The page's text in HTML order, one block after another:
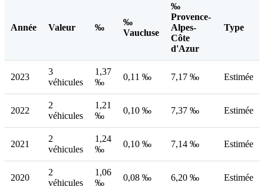
Année Valeur ‰
‰
Vaucluse
‰
Provence-
Alpes-
Côte
d'Azur
Type
2023
3
véhicules
1,37
‰
0,11 ‰ 7,17 ‰ Estimée
2022
2
véhicules
1,21
‰
0,10 ‰ 7,37 ‰ Estimée
2021
2
véhicules
1,24
‰
0,10 ‰ 7,14 ‰ Estimée
2020
2
véhicules
1,06
‰
0,08 ‰ 6,20 ‰ Estimée